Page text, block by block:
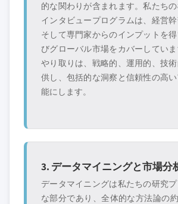
的な関わりが含まれます。私たち
インタビュープログラムは、経営幹
そして専門家からのインプットを
びグローバル市場をカバーしてい
やり取りは、戦略的、運用的、技
供し、包括的な洞察と信頼性の高
能にします。
3. データマイニングと市場分
データマイニングは私たちの研究
な部分であり、全体的な方法論の